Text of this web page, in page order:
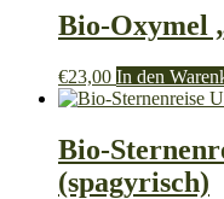
Bio-Oxymel
€23,00 In den
Bio-
(spagyrisch)